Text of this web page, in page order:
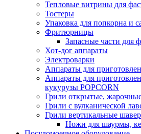
Тепловые витрины для
Тостеры
Упаковка для попкорна и
Фритюрницы
Запасные части для
Хот-дог аппараты
Электроварки
Аппараты для
Аппараты для
кукурузы POPCORN
Грили открытые,
Грили с вулканической
Грили вертикальные
Ножи для шаурмы,